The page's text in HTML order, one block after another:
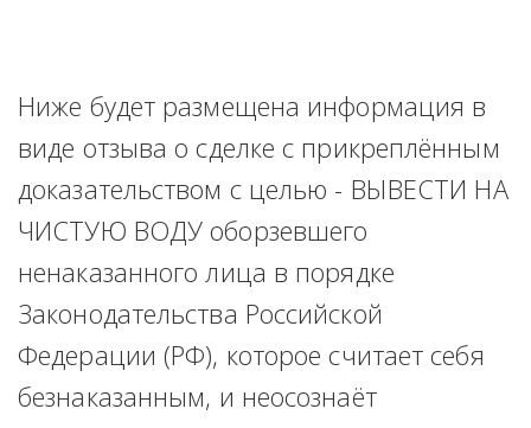
Ниже будет размещена информация в
виде отзыва о сделке с прикреплённым
доказательством с целью - ВЫВЕСТИ НА
ЧИСТУЮ ВОДУ оборзевшего
ненаказанного лица в порядке
Законодательства Российской
Федерации (РФ), которое считает себя
безнаказанным, и неосознаёт